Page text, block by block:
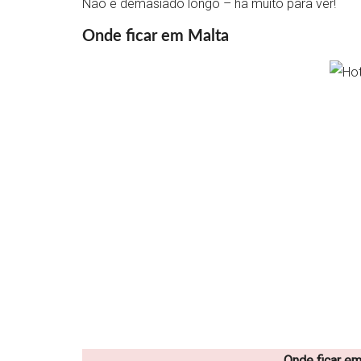
Não é demasiado longo – há muito para ver!
Onde ficar em Malta